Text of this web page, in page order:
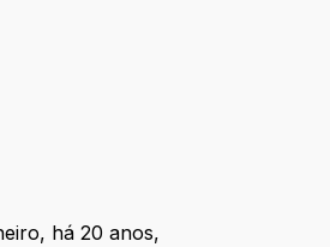
há 20 anos,